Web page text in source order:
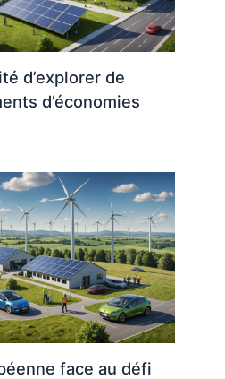
d’explorer de
d’économies
face au défi